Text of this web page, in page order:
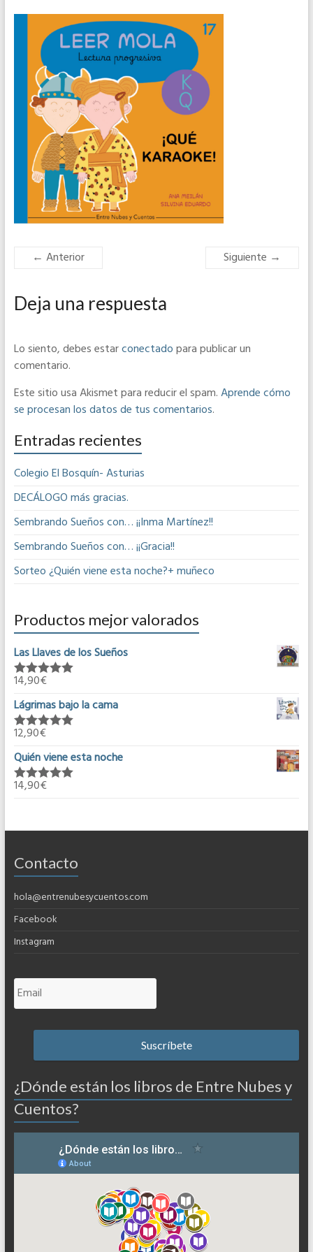
← Anterior Siguiente →
Deja una respuesta
Lo siento, debes estarconectadopara publicar un
comentario.
Este sitio usa Akismet para reducir el spam.Aprende cómo
se procesan los datos de tus comentarios.
Entradas recientes
Colegio El Bosquín- Asturias
DECÁLOGO más gracias.
Sembrando Sueños con… ¡¡Inma Martínez!!
Sembrando Sueños con… ¡¡Gracia!!
Sorteo ¿Quién viene esta noche?+ muñeco
Productos mejor valorados
Las Llaves de los Sueños
Valorado en
14,90€
Lágrimas bajo la cama
Valorado en
12,90€
Quién viene esta noche
Valorado en
14,90€
Contacto
hola@entrenubesycuentos.com
Facebook
Instagram
¿Dónde están los libros de Entre Nubes y
Cuentos?